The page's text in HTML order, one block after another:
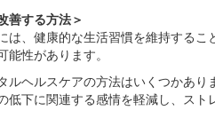
善する方法＞
は、健康的な生活習慣を維持する
能性があります。
ルヘルスケアの方法はいくつかあ
低下に関連する感情を軽減し、ス